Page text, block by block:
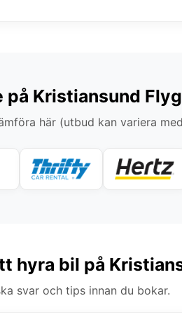
på Kristiansund
här (utbud kan variera
hyra bil på
svar och tips innan du bokar.